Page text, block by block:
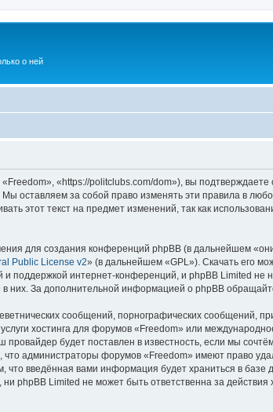
о ней
«https://politclubs.com/dom»), вы подтверждаете
оставляем за собой право изменять эти правила в
этот текст на предмет изменений, так как
для создания конференций phpBB (в дальнейшем
Public License v2» (в дальнейшем «GPL»). Скачать его
поддержкой интернет-конференций, и phpBB Limited не
них. За дополнительной информацией о phpBB
сообщений, порнографических сообщений,
хостинга для форумов «Freedom» или
будет поставлен в известность, если мы
администраторы форумов «Freedom» имеют право
что введённая вами информация будет храниться в
Limited не может быть ответственна за действия